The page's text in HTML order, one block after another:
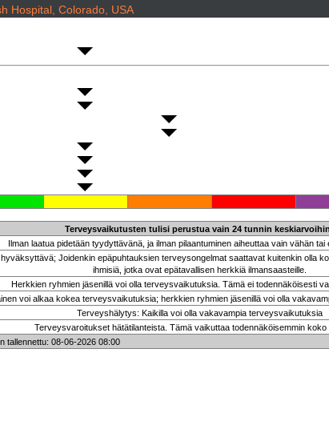
Hospital, Colorado, USA
Terveysvaikutusten tulisi perustua vain 24 tunnin
Ilman laatua pidetään tyydyttävänä, ja ilman pilaantuminen aiheuttaa vain vähän tai
hyväksyttävä; Joidenkin epäpuhtauksien terveysongelmat saattavat kuitenkin olla
ihmisiä, jotka ovat epätavallisen herkkiä ilmansaasteille.
Herkkien ryhmien jäsenillä voi olla terveysvaikutuksia. Tämä ei todennäköisesti
voi alkaa kokea terveysvaikutuksia; herkkien ryhmien jäsenillä voi olla
Terveyshälytys: Kaikilla voi olla vakavampia terveysvaikutuksia
Terveysvaroitukset hätätilanteista. Tämä vaikuttaa todennäköisemmin koko
tallennettu: 08-06-2026 08:00